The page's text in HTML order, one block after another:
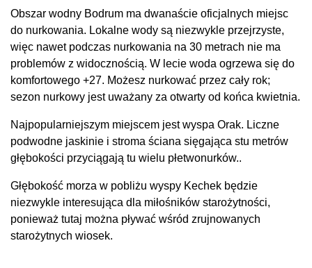
Obszar wodny Bodrum ma dwanaście oficjalnych miejsc
do nurkowania. Lokalne wody są niezwykle przejrzyste,
więc nawet podczas nurkowania na 30 metrach nie ma
problemów z widocznością. W lecie woda ogrzewa się do
komfortowego +27. Możesz nurkować przez cały rok;
sezon nurkowy jest uważany za otwarty od końca kwietnia.
Najpopularniejszym miejscem jest wyspa Orak. Liczne
podwodne jaskinie i stroma ściana sięgająca stu metrów
głębokości przyciągają tu wielu płetwonurków..
Głębokość morza w pobliżu wyspy Kechek będzie
niezwykle interesująca dla miłośników starożytności,
ponieważ tutaj można pływać wśród zrujnowanych
starożytnych wiosek.